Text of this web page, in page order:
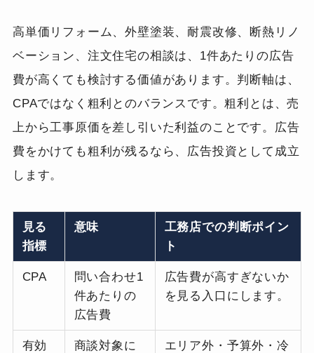
高単価リフォーム、外壁塗装、耐震改修、断熱リノ
ベーション、注文住宅の相談は、1件あたりの広告
費が高くても検討する価値があります。判断軸は、
CPAではなく粗利とのバランスです。粗利とは、売
上から工事原価を差し引いた利益のことです。広告
費をかけても粗利が残るなら、広告投資として成立
します。
見る
指標
意味
工務店での判断ポイン
ト
CPA
問い合わせ1
件あたりの
広告費
広告費が高すぎないか
を見る入口にします。
有効
商談対象に
エリア外・予算外・冷